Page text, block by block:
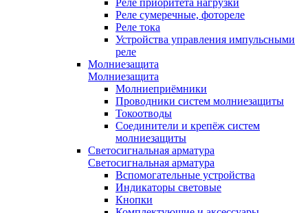
Реле приоритета нагрузки
Реле сумеречные, фотореле
Реле тока
Устройства управления импульсными
реле
Молниезащита
Молниезащита
Молниеприёмники
Проводники систем молниезащиты
Токоотводы
Соединители и крепёж систем
молниезащиты
Светосигнальная арматура
Светосигнальная арматура
Вспомогательные устройства
Индикаторы световые
Кнопки